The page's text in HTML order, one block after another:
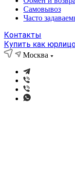
Самовывоз
Часто
Контакты
Купить как
Москва